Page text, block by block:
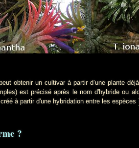
obtenir un cultivar à partir d’une plante
est précisé après le nom d'hybride ou
à partir d'une hybridation entre les espèces
?